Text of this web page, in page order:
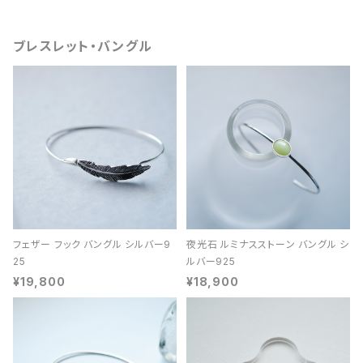
ブレスレット・バングル
フェザー フック バングル シルバー9
25
¥19,800
夜光石 ルミナスストーン バングル シ
ルバー925
¥18,900